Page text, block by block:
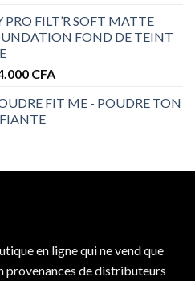
28.000 CFA
à
FILT’R SOFT MATTE
FOND DE TEINT
CFA
prix :
FIT ME - POUDRE TON
en ligne qui ne vend que
provenances de distributeurs